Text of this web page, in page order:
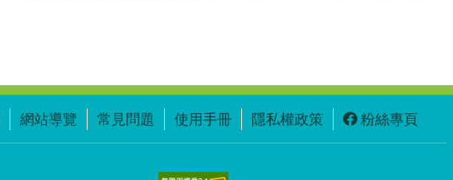
網站導覽 常見問題 使用手冊 隱私權政策 粉絲專頁